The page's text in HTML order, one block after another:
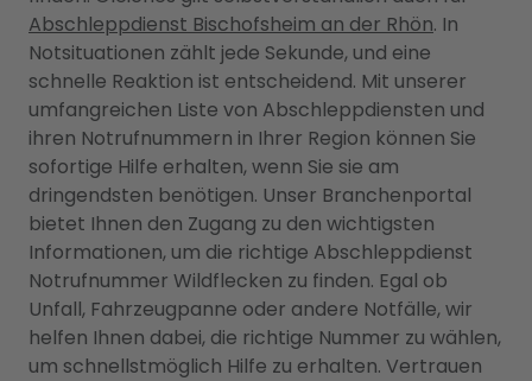
Abschleppdienst Bischofsheim an der Rhön. In
Notsituationen zählt jede Sekunde, und eine
schnelle Reaktion ist entscheidend. Mit unserer
umfangreichen Liste von Abschleppdiensten und
ihren Notrufnummern in Ihrer Region können Sie
sofortige Hilfe erhalten, wenn Sie sie am
dringendsten benötigen. Unser Branchenportal
bietet Ihnen den Zugang zu den wichtigsten
Informationen, um die richtige Abschleppdienst
Notrufnummer Wildflecken zu finden. Egal ob
Unfall, Fahrzeugpanne oder andere Notfälle, wir
helfen Ihnen dabei, die richtige Nummer zu wählen,
um schnellstmöglich Hilfe zu erhalten. Vertrauen